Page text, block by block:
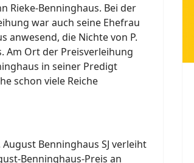
Rieke-Benninghaus. Bei der
war auch seine Ehefrau
anwesend, die Nichte von P.
Am Ort der Preisverleihung
in seiner Predigt
schon viele Reiche
Benninghaus SJ verleiht
Benninghaus-Preis an